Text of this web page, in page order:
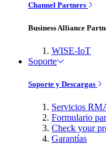
Channel Partners
Business Alliance
WISE-IoT
Soporte
Soporte y Descargas
Servicios
Formulario
Check your
Garantías